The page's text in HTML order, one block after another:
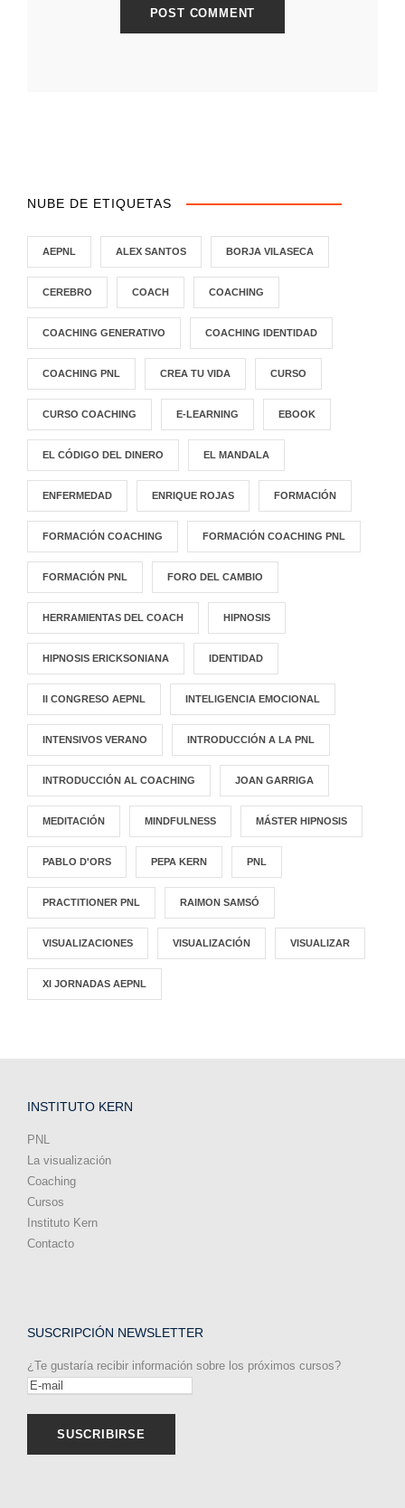
NUBE DE ETIQUETAS
AEPNL ALEX SANTOS BORJA VILASECA
CEREBRO COACH COACHING
COACHING GENERATIVO COACHING IDENTIDAD
COACHING PNL CREA TU VIDA CURSO
CURSO COACHING E-LEARNING EBOOK
EL CÓDIGO DEL DINERO EL MANDALA
ENFERMEDAD ENRIQUE ROJAS FORMACIÓN
FORMACIÓN COACHING FORMACIÓN COACHING PNL
FORMACIÓN PNL FORO DEL CAMBIO
HERRAMIENTAS DEL COACH HIPNOSIS
HIPNOSIS ERICKSONIANA IDENTIDAD
II CONGRESO AEPNL INTELIGENCIA EMOCIONAL
INTENSIVOS VERANO INTRODUCCIÓN A LA PNL
INTRODUCCIÓN AL COACHING JOAN GARRIGA
MEDITACIÓN MINDFULNESS MÁSTER HIPNOSIS
PABLO D'ORS PEPA KERN PNL
PRACTITIONER PNL RAIMON SAMSÓ
VISUALIZACIONES VISUALIZACIÓN VISUALIZAR
XI JORNADAS AEPNL
INSTITUTO KERN
PNL
La visualización
Coaching
Cursos
Instituto Kern
Contacto
SUSCRIPCIÓN NEWSLETTER
¿Te gustaría recibir información sobre los próximos cursos?